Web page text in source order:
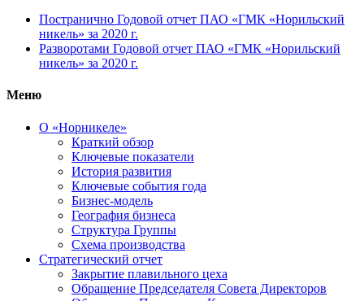
Постранично Годовой отчет ПАО «ГМК «Норильский
никель» за 2020 г.
Разворотами Годовой отчет ПАО «ГМК «Норильский
никель» за 2020 г.
Меню
О «Норникеле»
Краткий обзор
Ключевые показатели
История развития
Ключевые события года
Бизнес-модель
География бизнеса
Структура Группы
Схема производства
Стратегический отчет
Закрытие плавильного цеха
Обращение Председателя Совета Директоров